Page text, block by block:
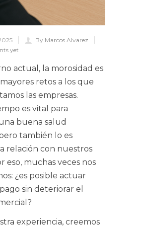
By Marcos Alvarez
yet
actual, la morosidad es
retos a los que
las empresas.
es vital para
buena salud
también lo es
relación con nuestros
eso, muchas veces nos
¿es posible actuar
sin deteriorar el
experiencia, creemos